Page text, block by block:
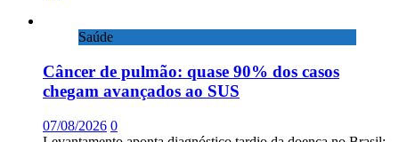
Saúde
Câncer de pulmão: quase 90% dos casos
chegam avançados ao SUS
07/08/2026 0